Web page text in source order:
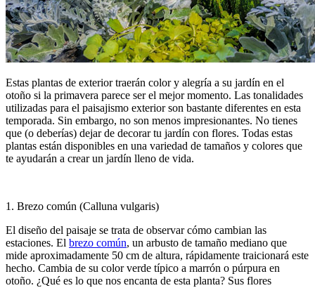
Estas plantas de exterior traerán color y alegría a su jardín en el
otoño si la primavera parece ser el mejor momento. Las tonalidades
utilizadas para el paisajismo exterior son bastante diferentes en esta
temporada. Sin embargo, no son menos impresionantes. No tienes
que (o deberías) dejar de decorar tu jardín con flores. Todas estas
plantas están disponibles en una variedad de tamaños y colores que
te ayudarán a crear un jardín lleno de vida.
1. Brezo común (Calluna vulgaris)
El diseño del paisaje se trata de observar cómo cambian las
estaciones. El brezo común, un arbusto de tamaño mediano que
mide aproximadamente 50 cm de altura, rápidamente traicionará este
hecho. Cambia de su color verde típico a marrón o púrpura en
otoño. ¿Qué es lo que nos encanta de esta planta? Sus flores